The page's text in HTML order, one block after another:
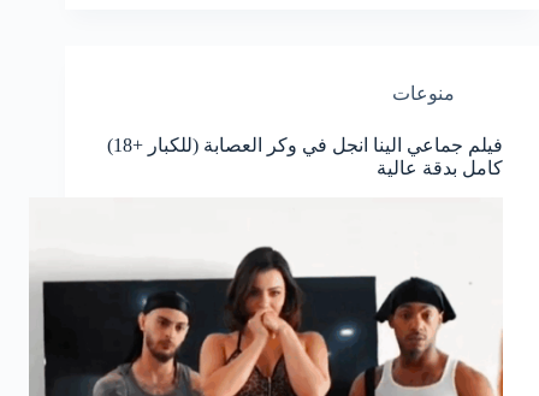
منوعات
فيلم جماعي الينا انجل في وكر العصابة (للكبار +18)
كامل بدقة عالية